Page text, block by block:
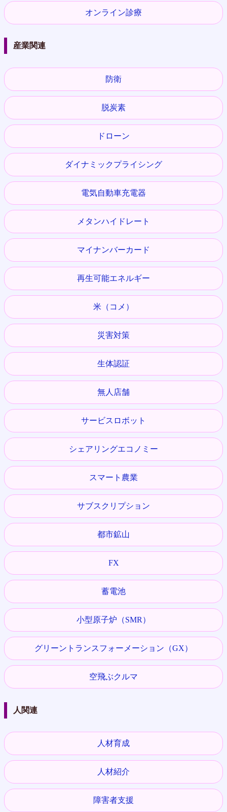
オンライン診療
産業関連
防衛
脱炭素
ドローン
ダイナミックプライシング
電気自動車充電器
メタンハイドレート
マイナンバーカード
再生可能エネルギー
米（コメ）
災害対策
生体認証
無人店舗
サービスロボット
シェアリングエコノミー
スマート農業
サブスクリプション
都市鉱山
FX
蓄電池
小型原子炉（SMR）
グリーントランスフォーメーション（GX）
空飛ぶクルマ
人関連
人材育成
人材紹介
障害者支援